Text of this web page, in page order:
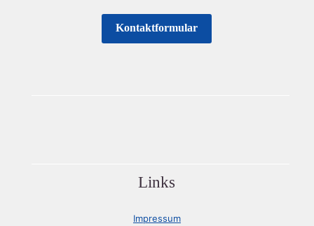
Kontaktformular
Links
Impressum